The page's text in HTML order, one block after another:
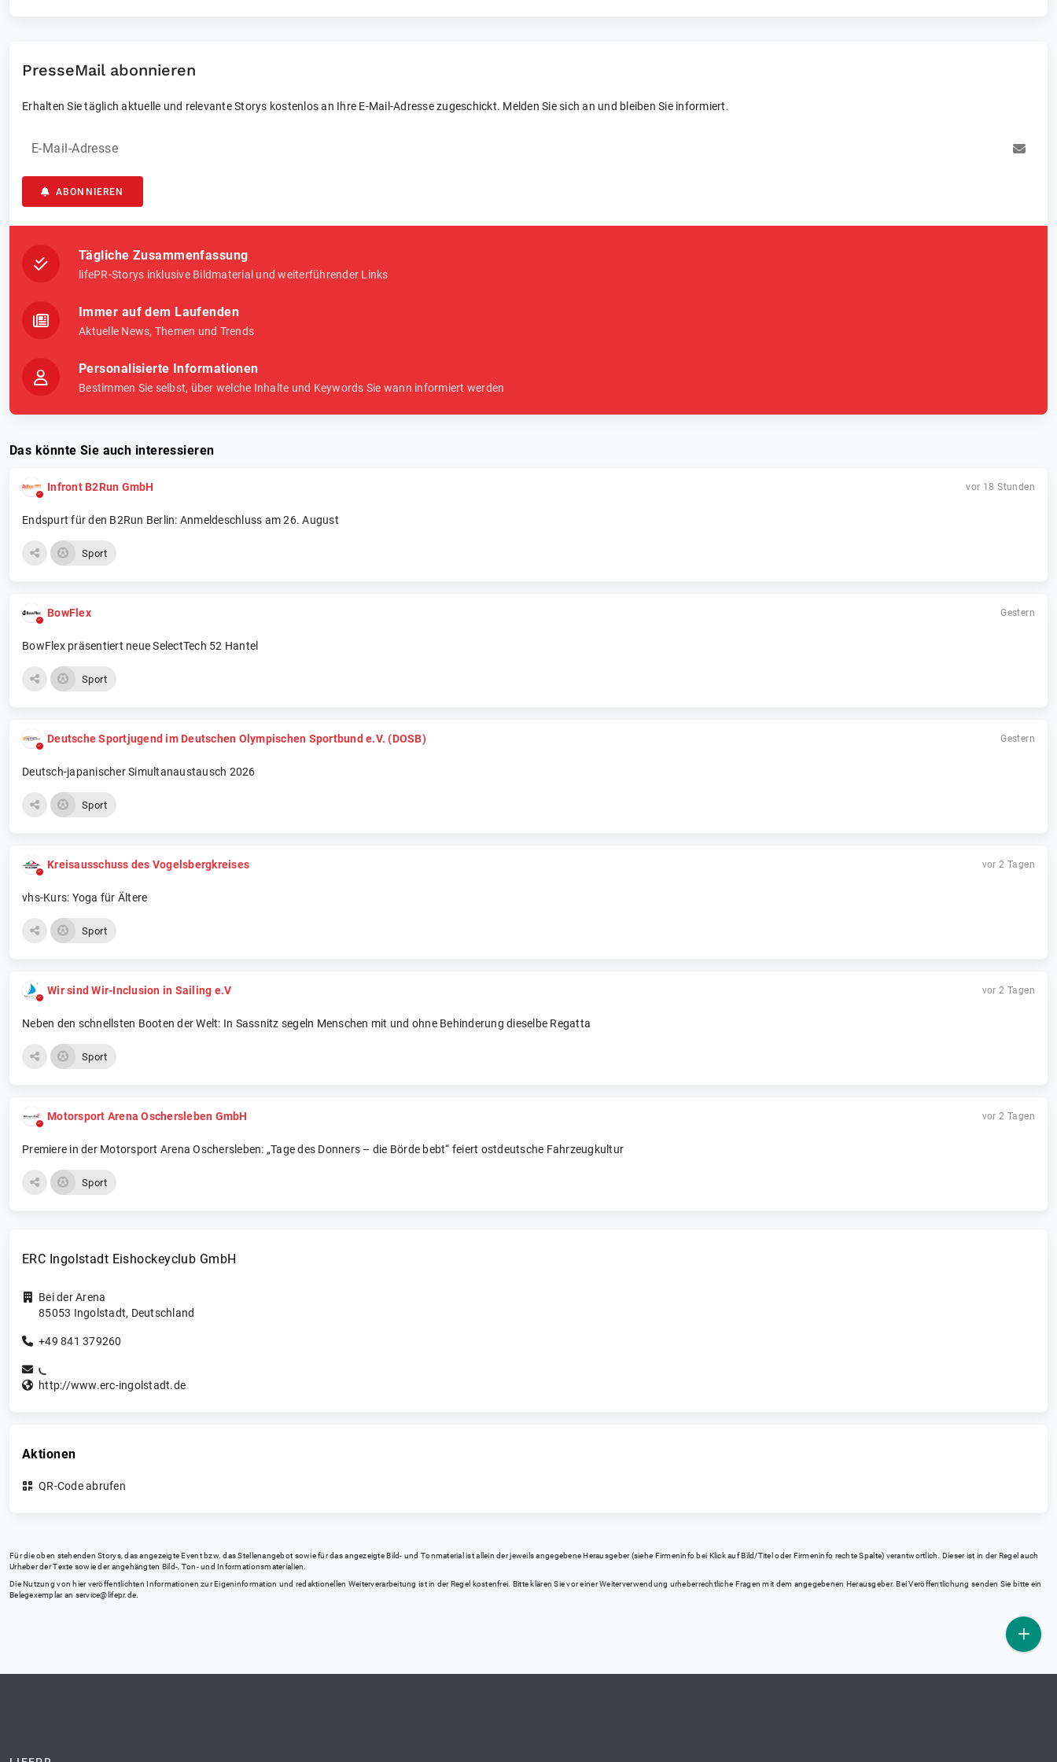
PresseMail abonnieren
Erhalten Sie täglich aktuelle und relevante Storys kostenlos an Ihre E-Mail-Adresse zugeschickt. Melden Sie sich an und bleiben Sie informiert.
E-Mail-Adresse
ABONNIEREN
Tägliche Zusammenfassung
lifePR-Storys inklusive Bildmaterial und weiterführender Links
Immer auf dem Laufenden
Aktuelle News, Themen und Trends
Personalisierte Informationen
Bestimmen Sie selbst, über welche Inhalte und Keywords Sie wann informiert werden
Das könnte Sie auch interessieren
Infront B2Run GmbH vor 18 Stunden
Endspurt für den B2Run Berlin: Anmeldeschluss am 26. August
Sport
BowFlex Gestern
BowFlex präsentiert neue SelectTech 52 Hantel
Sport
Deutsche Sportjugend im Deutschen Olympischen Sportbund e.V. (DOSB) Gestern
Deutsch-japanischer Simultanaustausch 2026
Sport
Kreisausschuss des Vogelsbergkreises vor 2 Tagen
vhs-Kurs: Yoga für Ältere
Sport
Wir sind Wir-Inclusion in Sailing e.V vor 2 Tagen
Neben den schnellsten Booten der Welt: In Sassnitz segeln Menschen mit und ohne Behinderung dieselbe Regatta
Sport
Motorsport Arena Oschersleben GmbH vor 2 Tagen
Premiere in der Motorsport Arena Oschersleben: „Tage des Donners – die Börde bebt“ feiert ostdeutsche Fahrzeugkultur
Sport
ERC Ingolstadt Eishockeyclub GmbH
Bei der Arena
85053 Ingolstadt, Deutschland
+49 841 379260
http://www.erc-ingolstadt.de
Aktionen
QR-Code abrufen
Für die oben stehenden Storys, das angezeigte Event bzw. das Stellenangebot sowie für das angezeigte Bild- und Tonmaterial ist allein der jeweils angegebene Herausgeber (siehe Firmeninfo bei Klick auf Bild/Titel oder Firmeninfo rechte Spalte) verantwortlich. Dieser ist in der Regel auch
Urheber der Texte sowie der angehängten Bild-, Ton- und Informationsmaterialien.
Die Nutzung von hier veröffentlichten Informationen zur Eigeninformation und redaktionellen Weiterverarbeitung ist in der Regel kostenfrei. Bitte klären Sie vor einer Weiterverwendung urheberrechtliche Fragen mit dem angegebenen Herausgeber. Bei Veröffentlichung senden Sie bitte ein
Belegexemplar an service@lifepr.de